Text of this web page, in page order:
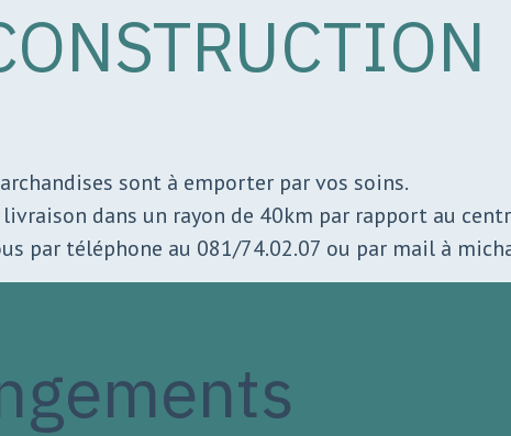
sont à emporter par vos soins.
dans un rayon de 40km par rapport au
par téléphone au 081/74.02.07 ou par mail à